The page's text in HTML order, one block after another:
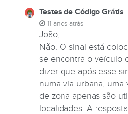
Testes de Código Grátis
11 anos atrás
João,
Não. O sinal está
se encontra o veículo
dizer que após esse
numa via urbana, uma
de zona apenas são
localidades. A